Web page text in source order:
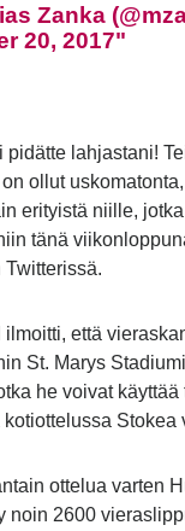
Zanka
20, 2017
pidätte lahjastani!
ollut
erityistä niille,
tänä
ilmoitti, että
St. Marys
he voivat
Stokea
ottelua varten
noin 2600